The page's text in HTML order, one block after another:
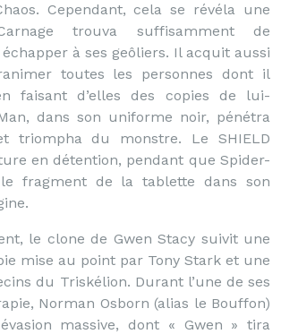
Cependant, cela se révéla une
trouva suffisamment de
à ses geôliers. Il acquit aussi
toutes les personnes dont il
faisant d’elles des copies de lui-
dans son uniforme noir, pénétra
triompha du monstre. Le SHIELD
en détention, pendant que Spider-
fragment de la tablette dans son
le clone de Gwen Stacy suivit une
mise au point par Tony Stark et une
du Triskélion. Durant l’une de ses
Norman Osborn (alias le Bouffon)
massive, dont « Gwen » tira